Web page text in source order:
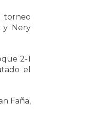
torneo
y Nery
2-1
el
Faña,